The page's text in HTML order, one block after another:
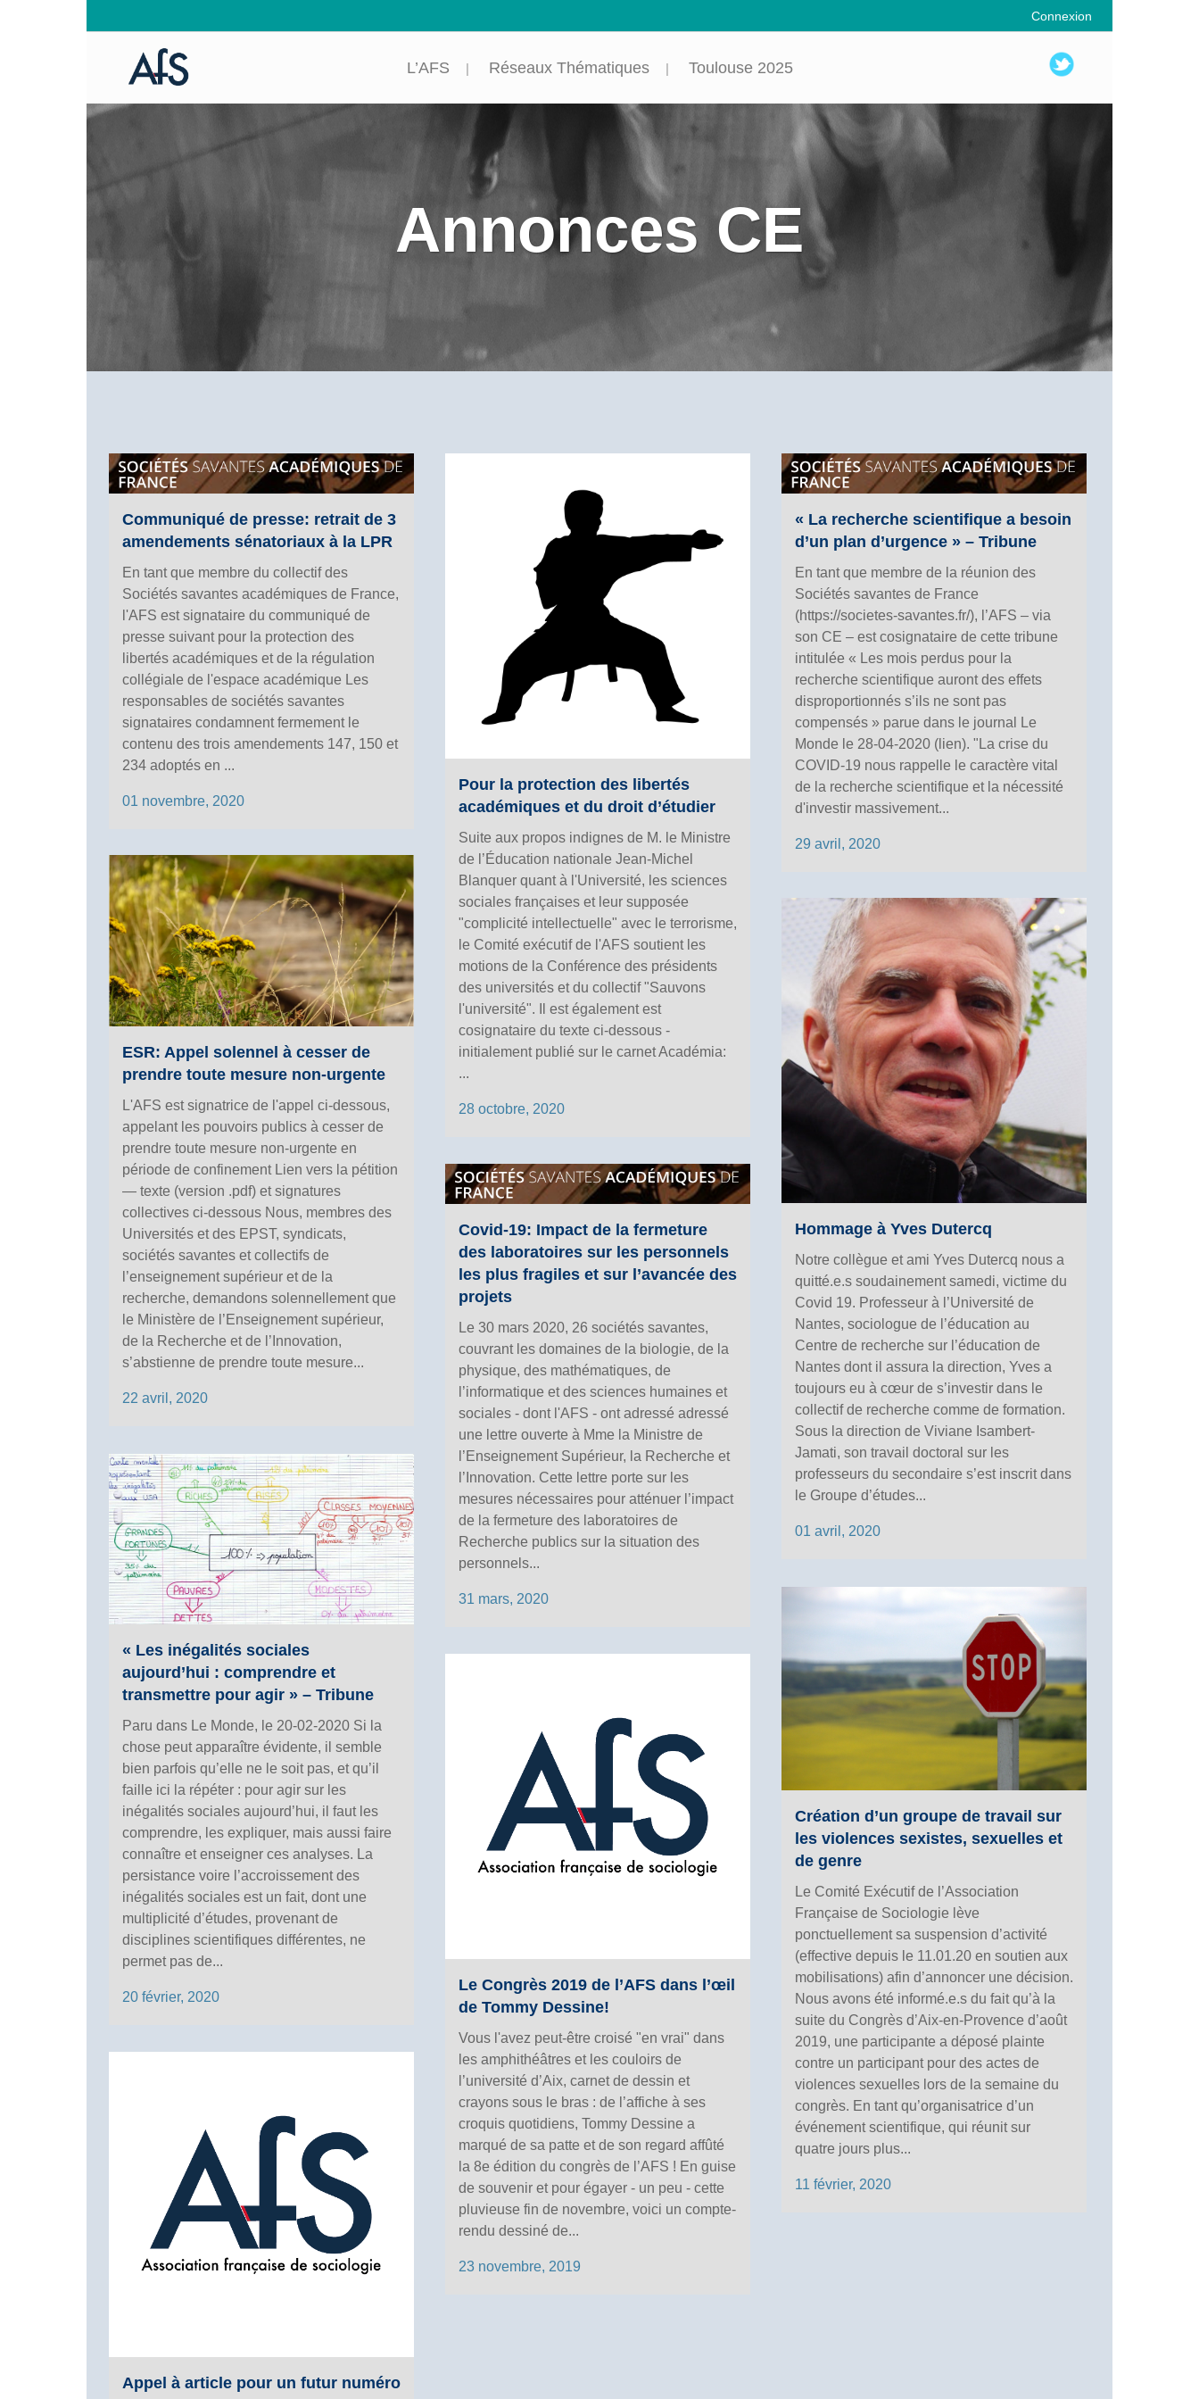
Connexion
L’AFS Réseaux Thématiques Toulouse 2025
Annonces CE
Communiqué de presse: retrait de 3
amendements sénatoriaux à la LPR
En tant que membre du collectif des
Sociétés savantes académiques de France,
l'AFS est signataire du communiqué de
presse suivant pour la protection des
libertés académiques et de la régulation
collégiale de l'espace académique Les
responsables de sociétés savantes
signataires condamnent fermement le
contenu des trois amendements 147, 150 et
234 adoptés en ...
01 novembre, 2020
Pour la protection des libertés
académiques et du droit d’étudier
Suite aux propos indignes de M. le Ministre
de l’Éducation nationale Jean-Michel
Blanquer quant à l'Université, les sciences
sociales françaises et leur supposée
"complicité intellectuelle" avec le terrorisme,
le Comité exécutif de l'AFS soutient les
motions de la Conférence des présidents
des universités et du collectif "Sauvons
l'université". Il est également est
cosignataire du texte ci-dessous -
initialement publié sur le carnet Académia:
...
28 octobre, 2020
« La recherche scientifique a besoin
d’un plan d’urgence » – Tribune
En tant que membre de la réunion des
Sociétés savantes de France
(https://societes-savantes.fr/), l’AFS – via
son CE – est cosignataire de cette tribune
intitulée « Les mois perdus pour la
recherche scientifique auront des effets
disproportionnés s’ils ne sont pas
compensés » parue dans le journal Le
Monde le 28-04-2020 (lien). "La crise du
COVID-19 nous rappelle le caractère vital
de la recherche scientifique et la nécessité
d'investir massivement...
29 avril, 2020
ESR: Appel solennel à cesser de
prendre toute mesure non-urgente
L'AFS est signatrice de l'appel ci-dessous,
appelant les pouvoirs publics à cesser de
prendre toute mesure non-urgente en
période de confinement Lien vers la pétition
— texte (version .pdf) et signatures
collectives ci-dessous Nous, membres des
Universités et des EPST, syndicats,
sociétés savantes et collectifs de
l’enseignement supérieur et de la
recherche, demandons solennellement que
le Ministère de l’Enseignement supérieur,
de la Recherche et de l’Innovation,
s’abstienne de prendre toute mesure...
22 avril, 2020
Hommage à Yves Dutercq
Notre collègue et ami Yves Dutercq nous a
quitté.e.s soudainement samedi, victime du
Covid 19. Professeur à l’Université de
Nantes, sociologue de l’éducation au
Centre de recherche sur l’éducation de
Nantes dont il assura la direction, Yves a
toujours eu à cœur de s’investir dans le
collectif de recherche comme de formation.
Sous la direction de Viviane Isambert-
Jamati, son travail doctoral sur les
professeurs du secondaire s’est inscrit dans
le Groupe d’études...
01 avril, 2020
Covid-19: Impact de la fermeture
des laboratoires sur les personnels
les plus fragiles et sur l’avancée des
projets
Le 30 mars 2020, 26 sociétés savantes,
couvrant les domaines de la biologie, de la
physique, des mathématiques, de
l’informatique et des sciences humaines et
sociales - dont l'AFS - ont adressé adressé
une lettre ouverte à Mme la Ministre de
l’Enseignement Supérieur, la Recherche et
l’Innovation. Cette lettre porte sur les
mesures nécessaires pour atténuer l’impact
de la fermeture des laboratoires de
Recherche publics sur la situation des
personnels...
31 mars, 2020
« Les inégalités sociales
aujourd’hui : comprendre et
transmettre pour agir » – Tribune
Paru dans Le Monde, le 20-02-2020 Si la
chose peut apparaître évidente, il semble
bien parfois qu’elle ne le soit pas, et qu’il
faille ici la répéter : pour agir sur les
inégalités sociales aujourd’hui, il faut les
comprendre, les expliquer, mais aussi faire
connaître et enseigner ces analyses. La
persistance voire l’accroissement des
inégalités sociales est un fait, dont une
multiplicité d’études, provenant de
disciplines scientifiques différentes, ne
permet pas de...
20 février, 2020
Création d’un groupe de travail sur
les violences sexistes, sexuelles et
de genre
Le Comité Exécutif de l’Association
Française de Sociologie lève
ponctuellement sa suspension d’activité
(effective depuis le 11.01.20 en soutien aux
mobilisations) afin d’annoncer une décision.
Nous avons été informé.e.s du fait qu’à la
suite du Congrès d’Aix-en-Provence d’août
2019, une participante a déposé plainte
contre un participant pour des actes de
violences sexuelles lors de la semaine du
congrès. En tant qu’organisatrice d’un
événement scientifique, qui réunit sur
quatre jours plus...
11 février, 2020
Le Congrès 2019 de l’AFS dans l’œil
de Tommy Dessine!
Vous l'avez peut-être croisé "en vrai" dans
les amphithéâtres et les couloirs de
l’université d’Aix, carnet de dessin et
crayons sous le bras : de l’affiche à ses
croquis quotidiens, Tommy Dessine a
marqué de sa patte et de son regard affûté
la 8e édition du congrès de l’AFS ! En guise
de souvenir et pour égayer - un peu - cette
pluvieuse fin de novembre, voici un compte-
rendu dessiné de...
23 novembre, 2019
Appel à article pour un futur numéro